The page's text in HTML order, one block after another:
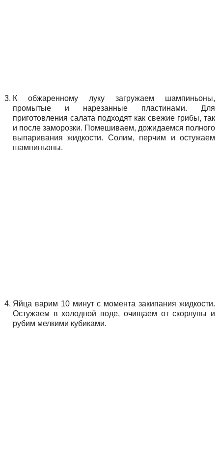
К обжаренному луку загружаем шампиньоны,
промытые и нарезанные пластинами. Для
приготовления салата подходят как свежие грибы, так
и после заморозки. Помешиваем, дожидаемся полного
выпаривания жидкости. Солим, перчим и остужаем
шампиньоны.
Яйца варим 10 минут с момента закипания жидкости.
Остужаем в холодной воде, очищаем от скорлупы и
рубим мелкими кубиками.